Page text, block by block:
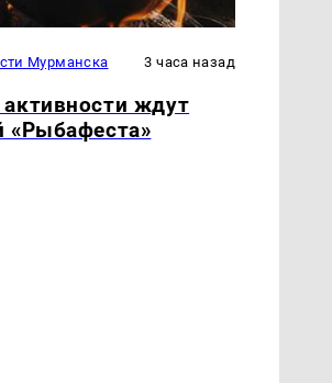
Мурманска 3 часа назад
активности ждут
«Рыбафеста»